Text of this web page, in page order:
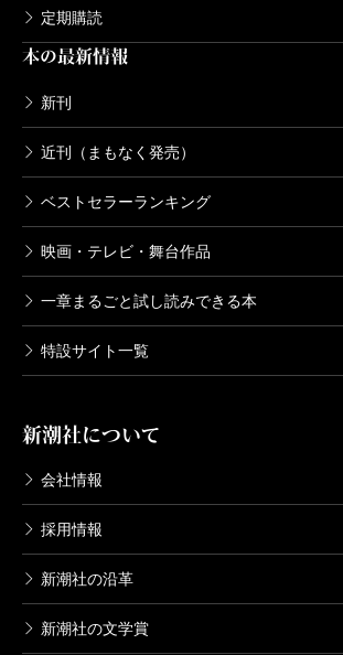
定期購読
本の最新情報
新刊
近刊（まもなく発売）
ベストセラーランキング
映画・テレビ・舞台作品
一章まるごと試し読みできる本
特設サイト一覧
新潮社について
会社情報
採用情報
新潮社の沿革
新潮社の文学賞